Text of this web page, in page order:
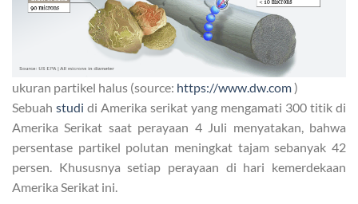
ukuran partikel halus (source: https://www.dw.com)
Sebuah studi di Amerika serikat yang mengamati 300 titik di
Amerika Serikat saat perayaan 4 Juli menyatakan, bahwa
persentase partikel polutan meningkat tajam sebanyak 42
persen. Khususnya setiap perayaan di hari kemerdekaan
Amerika Serikat ini.